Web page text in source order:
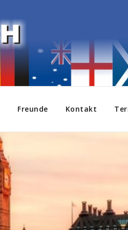
Freunde Kontakt